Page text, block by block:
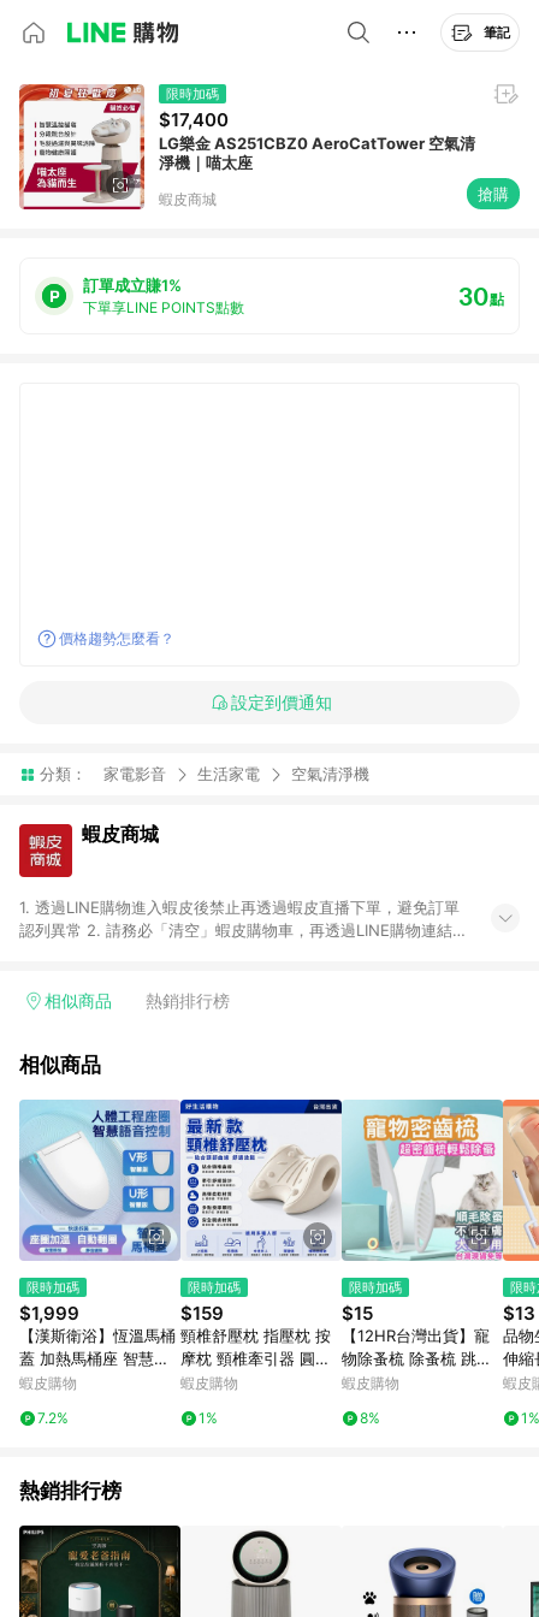
筆記
限時加碼
$17,400
LG樂金 AS251CBZ0 AeroCatTower 空氣清
淨機｜喵太座
蝦皮商城 搶購
訂單成立賺1%
下單享LINE POINTS點數 30點
價格趨勢怎麼看？
設定到價通知
分類： 家電影音 生活家電 空氣清淨機
蝦皮商城
1. 透過LINE購物進入蝦皮後禁止再透過蝦皮直播下單，避免訂單
認列異常 2. 請務必「清空」蝦皮購物車，再透過LINE購物連結至
交易後，想下第二張訂單，請重新從LINE購物連結至蝦皮商店進
Android手機、汽機車、一歲以下嬰兒配方奶粉、醫療器材：回饋
皮直營_餐券&禮券館、康菲COMFIZ、Finetech釩泰醫用口罩、
CHENYU辰昱立體醫療口罩、HAOFA立體口罩、BenQ 明基 健
康生活不予回饋。 6. 蝦皮商城之訂單適用於部分點數紅包，規範
請依該紅包頁說明為主。 7. 點數回饋將依照蝦皮提供扣除折價
券、運費與蝦幣後之最終金額進行計算。 8. 同一商品品項(即便
不同尺寸規格)，皆會計入同一筆返點上限進行計算 9. 用戶需於
同一瀏覽器進行交易（若自動跳轉 APP，請在 APP交易）。 10.
知。 11. 若使用折價券折抵，可能會有攤提折抵導致訂單金額些微
落差 12. 蝦皮會將LINE的導購跳轉紀錄與蝦皮的會員ID進行綁
定，若後續七天內未透過其他媒體來源導入蝦皮官網，則七天內
於該蝦皮帳號下訂的首筆訂單會被蝦皮認列為該LINE用戶導購跳
轉時所成立之訂單。 13. 若同一用戶使用一個以上蝦皮帳號透過
LINE購物進行導購，將可能導致無法收到導購通知，亦可能無法
易，或經由蝦皮系統判斷點擊路徑不符合回饋資格或規則者。 15.
若有贈點爭議，請務必於訂單日期+60天以內進行洽詢確認；超
過60天(含)以上進行申訴，恕無法贈點回饋。需檢附蝦皮訂單完
成、LINE購物訂單記錄，如於LINE購物訂單紀錄已呈現：「非本
次前往蝦皮商店之品項，不符合回饋資格」，則不受理此案件。
[注意事項] 1.如導購途中用戶由網頁版(電腦版/手機版網頁)切換
相似商品 熱銷排行榜
相似商品
限時加碼
$1,999
【漢斯衛浴】恆溫馬桶
蓋 加熱馬桶座 智慧马
桶盖 加熱便座 加热马
式座圈 自動開合便座蓋
蝦皮購物
7.2%
限時加碼
$159
頸椎舒壓枕 指壓枕 按
摩枕 頸椎牽引器 圓柱
形枕頭 肩頸放鬆 頸椎
枕 多功能枕頭 脖枕 頸
蝦皮購物
1%
限時加碼
$15
【12HR台灣出貨】寵
物除蚤梳 除蚤梳 跳蚤
梳 密齒梳 跳蚤 梳毛 貓
狗梳子 梳子 寵物密齒
蝦皮購物
8%
限
$13
品物
伸縮
杯刷
刷
蝦皮
1%
熱銷排行榜